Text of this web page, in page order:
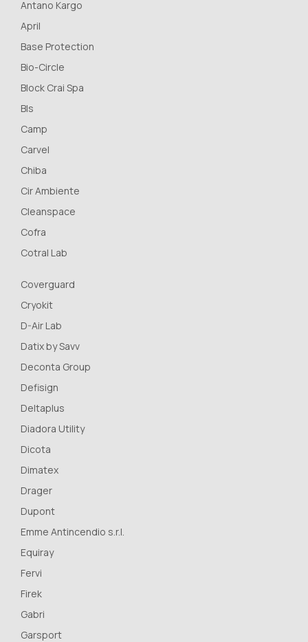
Antano Kargo
April
Base Protection
Bio-Circle
Block Crai Spa
Bls
Camp
Carvel
Chiba
Cir Ambiente
Cleanspace
Cofra
Cotral Lab
Coverguard
Cryokit
D-Air Lab
Datix by Savv
Deconta Group
Defisign
Deltaplus
Diadora Utility
Dicota
Dimatex
Drager
Dupont
Emme Antincendio s.r.l.
Equiray
Fervi
Firek
Gabri
Garsport